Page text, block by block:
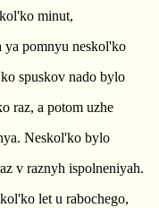
minut,
ya pomnyu neskol'ko
spuskov nado bylo
raz, a potom uzhe
Neskol'ko bylo
v raznyh ispolneniyah.
let u rabochego,